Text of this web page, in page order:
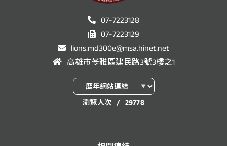
07-7223128
07-7223129
lions.md300e@msa.hinet.net
高雄市苓雅區建民路3號3樓之1
瀏覽人次 / 29778